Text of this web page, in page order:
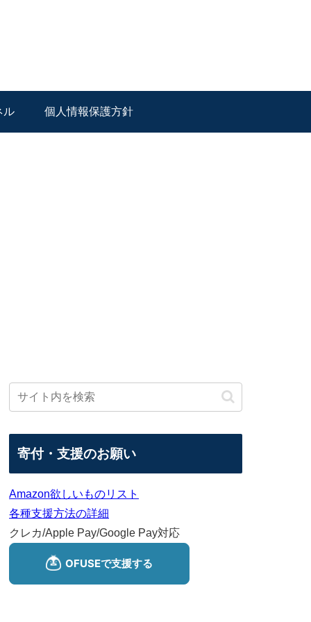
ル 個人情報保護方針
寄付・支援のお願い
Amazon欲しいものリスト
各種支援方法の詳細
クレカ/Apple Pay/Google Pay対応